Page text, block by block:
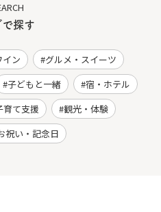
で探す
イン
グルメ・スイーツ
子どもと一緒
宿・ホテル
育て支援
観光・体験
祝い・記念日